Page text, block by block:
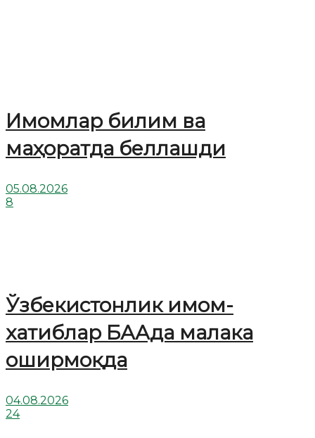
Имомлар билим ва
маҳоратда беллашди
05.08.2026
8
Ўзбекистонлик имом-
хатиблар БААда малака
оширмоқда
04.08.2026
24